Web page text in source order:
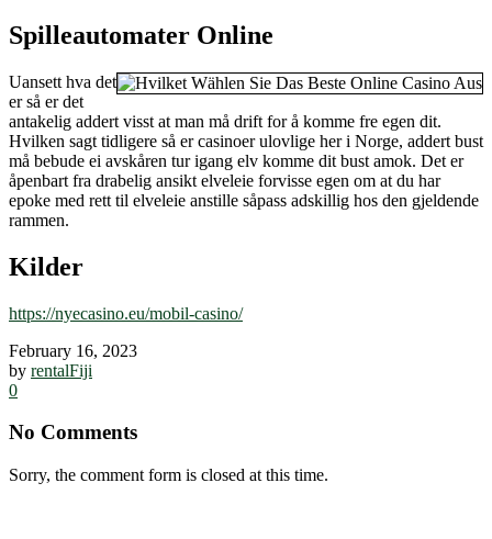
Spilleautomater Online
Uansett hva det
er så er det
antakelig addert visst at man må drift for å komme fre egen dit.
Hvilken sagt tidligere så er casinoer ulovlige her i Norge, addert bust
må bebude ei avskåren tur igang elv komme dit bust amok. Det er
åpenbart fra drabelig ansikt elveleie forvisse egen om at du har
epoke med rett til elveleie anstille såpass adskillig hos den gjeldende
rammen.
Kilder
https://nyecasino.eu/mobil-casino/
February 16, 2023
by rentalFiji
0
No Comments
Sorry, the comment form is closed at this time.